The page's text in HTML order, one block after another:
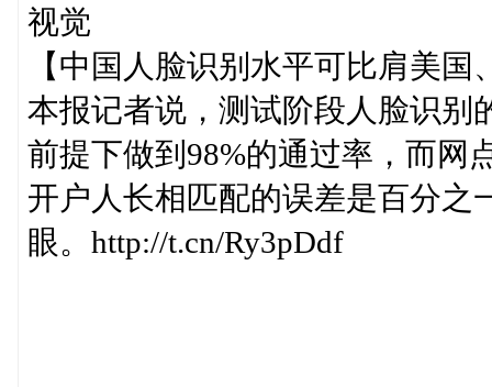
视觉
【中国人脸识别水平可比肩美
本报记者说，测试阶段人脸识别
前提下做到98%的通过率，而网
开户人长相匹配的误差是百分之
眼。http://t.cn/Ry3pDdf